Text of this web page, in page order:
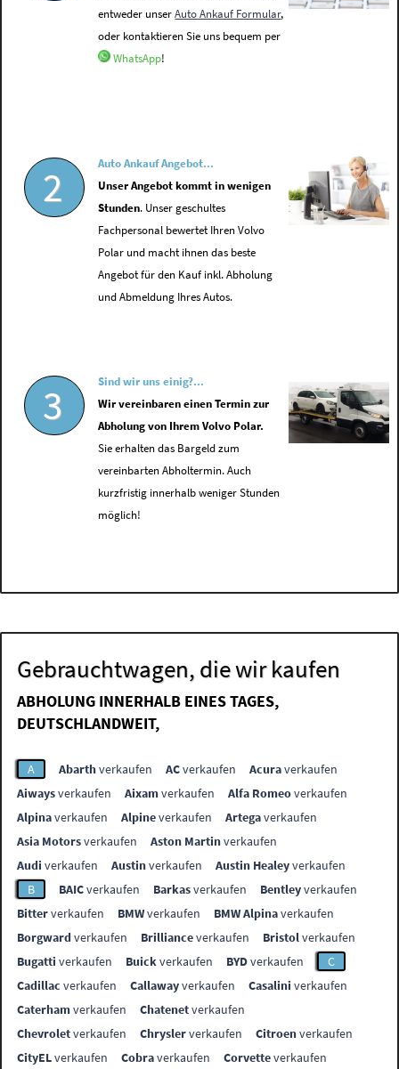
entweder unserAuto Ankauf Formular,
oder kontaktieren Sie uns bequem per
WhatsApp!
2
Auto Ankauf Angebot...
Unser Angebot kommt in wenigen
Stunden. Unser geschultes
Fachpersonal bewertet Ihren Volvo
Polar und macht ihnen das beste
Angebot für den Kauf inkl. Abholung
und Abmeldung Ihres Autos.
3
Sind wir uns einig?...
Wir vereinbaren einen Termin zur
Abholung von Ihrem Volvo Polar.
Sie erhalten das Bargeld zum
vereinbarten Abholtermin. Auch
kurzfristig innerhalb weniger Stunden
möglich!
Gebrauchtwagen, die wir kaufen
ABHOLUNG INNERHALB EINES TAGES,
DEUTSCHLANDWEIT,
A Abarthverkaufen ACverkaufen Acuraverkaufen
Aiwaysverkaufen Aixamverkaufen Alfa Romeoverkaufen
Alpinaverkaufen Alpineverkaufen Artegaverkaufen
Asia Motorsverkaufen Aston Martinverkaufen
Audi verkaufen Austinverkaufen Austin Healeyverkaufen
B
BAICverkaufen Barkasverkaufen Bentleyverkaufen
Bitterverkaufen BMWverkaufen BMW Alpinaverkaufen
Borgwardverkaufen Brillianceverkaufen Bristolverkaufen
Bugatti verkaufen Buickverkaufen BYDverkaufen
C
Cadillac verkaufen Callawayverkaufen Casalini verkaufen
Caterhamverkaufen Chatenetverkaufen
Chevroletverkaufen Chryslerverkaufen Citroenverkaufen
CityELverkaufen Cobraverkaufen Corvetteverkaufen